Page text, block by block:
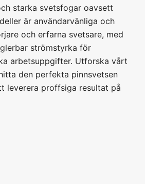
starka svetsfogar oavsett
är användarvänliga och
och erfarna svetsare, med
strömstyrka för
arbetsuppgifter. Utforska vårt
den perfekta pinnsvetsen
leverera proffsiga resultat på